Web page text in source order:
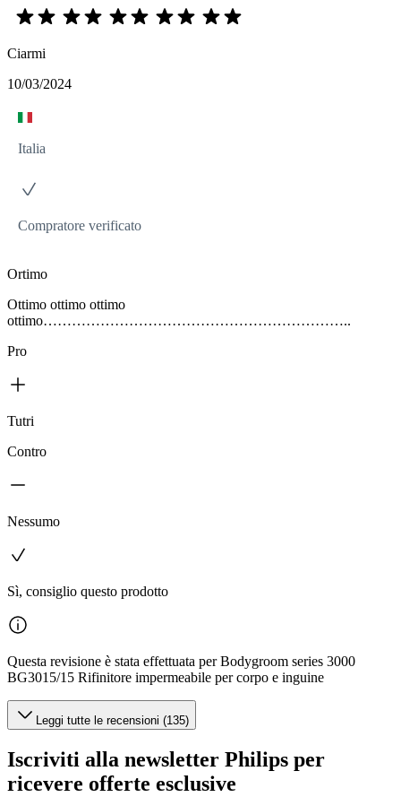
Ciarmi
10/03/2024
Italia
Compratore verificato
Ortimo
Ottimo ottimo ottimo
ottimo………………………………………………………..
Pro
Tutri
Contro
Nessumo
Sì, consiglio questo prodotto
Questa revisione è stata effettuata per Bodygroom series 3000
BG3015/15 Rifinitore impermeabile per corpo e inguine
Leggi tutte le recensioni (135)
Iscriviti alla newsletter Philips per
ricevere offerte esclusive